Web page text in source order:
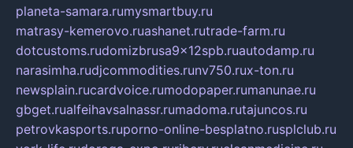
planeta-samara.rumysmartbuy.ru
matrasy-kemerovo.ruashanet.rutrade-farm.ru
dotcustoms.rudomizbrusa9x12spb.ruautodamp.ru
narasimha.rudjcommodities.runv750.rux-ton.ru
newsplain.rucardvoice.rumodopaper.rumanunae.ru
gbget.rualfeihavsalnassr.rumadoma.rutajuncos.ru
petrovkasports.ruporno-online-besplatno.rusplclub.ru